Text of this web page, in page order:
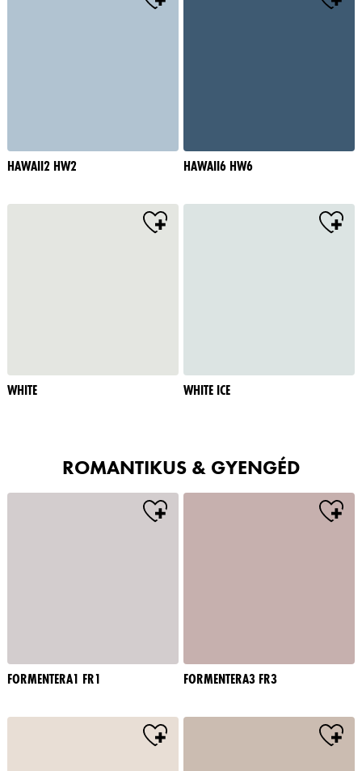
HAWAII2 HW2 HAWAII6 HW6
WHITE WHITE ICE
ROMANTIKUS & GYENGÉD
FORMENTERA1 FR1 FORMENTERA3 FR3